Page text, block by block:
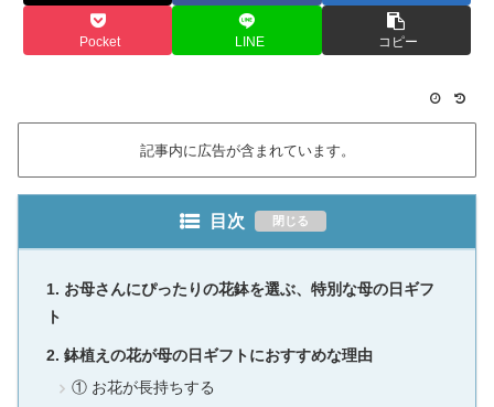
Pocket LINE コピー
記事内に広告が含まれています。
目次
お母さんにぴったりの花鉢を選ぶ、特別な母の日ギフ
ト
鉢植えの花が母の日ギフトにおすすめな理由
① お花が長持ちする